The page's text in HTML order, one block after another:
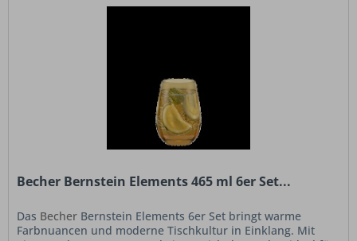
Becher Bernstein Elements 465 ml 6er Set...
Das Becher Bernstein Elements 6er Set bringt warme
Farbnuancen und moderne Tischkultur in Einklang. Mit